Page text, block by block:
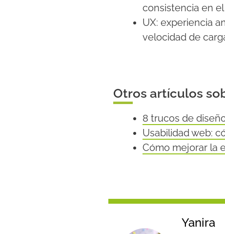
consistencia en
UX: experiencia
velocidad de
Otros artículos
8 trucos de
Usabilidad web:
Cómo mejorar la
Yanira